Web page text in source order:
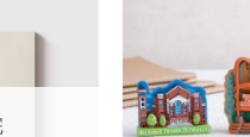
望輕